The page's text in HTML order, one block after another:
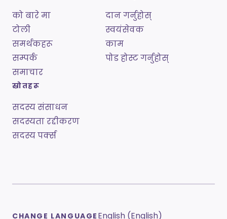
को बारे मा
टोली
समर्थकहरू
सम्पर्क
समाचार
दान गर्नुहोस्
स्वयंसेवक
काम
पोड होस्ट गर्नुहोस्
स्रोतहरू
सदस्य संसाधन
सदस्यता रद्दीकरण
सदस्य पर्क्स
CHANGE LANGUAGE English (English)